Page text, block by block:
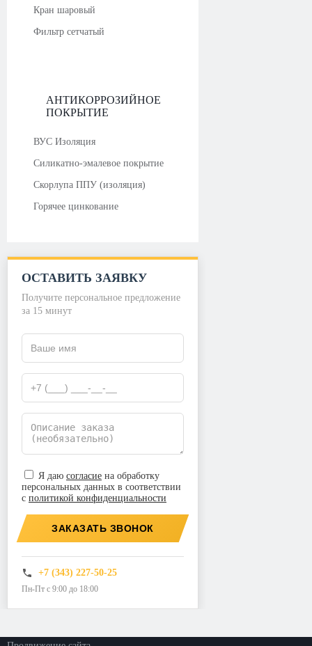
Кран шаровый
Фильтр сетчатый
АНТИКОРРОЗИЙНОЕ
ПОКРЫТИЕ
ВУС Изоляция
Силикатно-эмалевое покрытие
Скорлупа ППУ (изоляция)
Горячее цинкование
ОСТАВИТЬ ЗАЯВКУ
Получите персональное предложение
за 15 минут
Я даю согласие на обработку
персональных данных в соответствии
с политикой конфиденциальности
ЗАКАЗАТЬ ЗВОНОК
+7 (343) 227-50-25
Пн-Пт с 9:00 до 18:00
©2026. ООО «Прогресс»
Все права защищены